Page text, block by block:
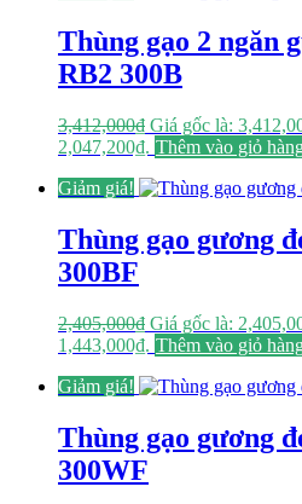
Thùng gạo 2 ngăn
RB2 300B
3,412,000₫ Giá gốc là:
2,047,200₫. Thêm vào giỏ
Giảm giá!
Thùng gạo gương
300BF
2,405,000₫ Giá gốc là:
1,443,000₫. Thêm vào giỏ
Giảm giá!
Thùng gạo gương
300WF